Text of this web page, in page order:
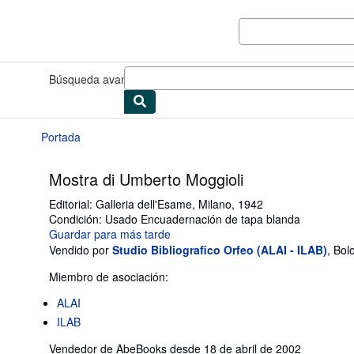
Búsqueda avanzada
Portada
Mostra di Umberto Moggioli
Editorial: Galleria dell'Esame, Milano, 1942
Condición: Usado Encuadernación de tapa blanda
Guardar para más tarde
Vendido por Studio Bibliografico Orfeo (ALAI - ILAB),
Miembro de asociación:
ALAI
ILAB
Vendedor de AbeBooks desde 18 de abril de 2002